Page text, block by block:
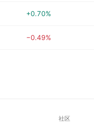
+0.70%
−0.49%
社区